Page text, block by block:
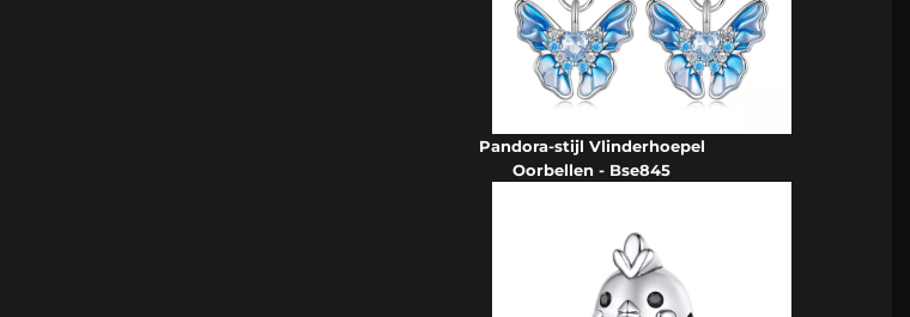
Pandora-stijl Vlinderhoepel
Oorbellen - Bse845